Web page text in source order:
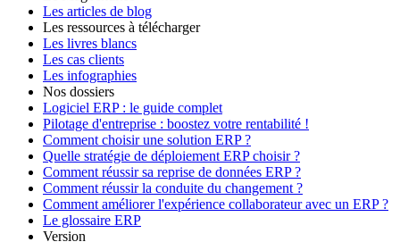
Les articles de blog
Les ressources à télécharger
Les livres blancs
Les cas clients
Les infographies
Nos dossiers
Logiciel ERP : le guide complet
Pilotage d'entreprise : boostez votre rentabilité !
Comment choisir une solution ERP ?
Quelle stratégie de déploiement ERP choisir ?
Comment réussir sa reprise de données ERP ?
Comment réussir la conduite du changement ?
Comment améliorer l'expérience collaborateur avec un ERP ?
Le glossaire ERP
Version